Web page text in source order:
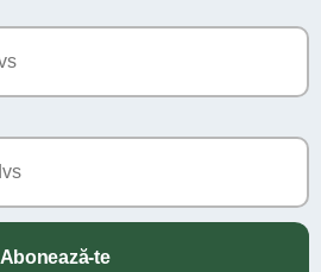
Abonează-te